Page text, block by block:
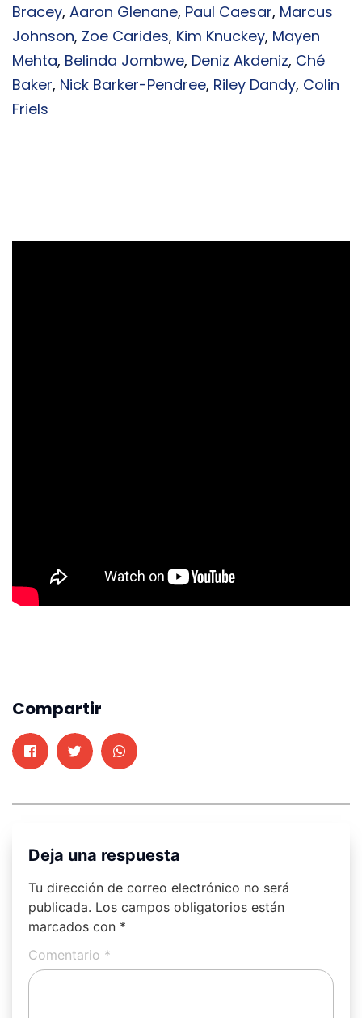
Bracey, Aaron Glenane, Paul Caesar, Marcus
Johnson, Zoe Carides, Kim Knuckey, Mayen
Mehta, Belinda Jombwe, Deniz Akdeniz, Ché
Baker, Nick Barker-Pendree, Riley Dandy, Colin
Friels
Compartir
Deja una respuesta
Tu dirección de correo electrónico no será
publicada. Los campos obligatorios están
marcados con *
Comentario *